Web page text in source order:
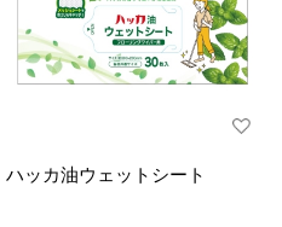
ハッカ油ウェットシート